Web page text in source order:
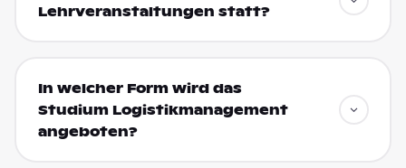
Lehrveranstaltungen statt?
In welcher Form wird das
Studium Logistikmanagement
angeboten?